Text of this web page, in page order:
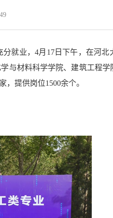
分就业，4月1 7日下午，在河北
与材料科学学院、建筑工程学
，提供岗位1500余个。